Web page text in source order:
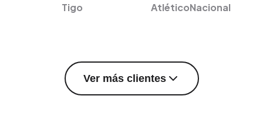
Tigo AtléticoNacional
Ver más clientes